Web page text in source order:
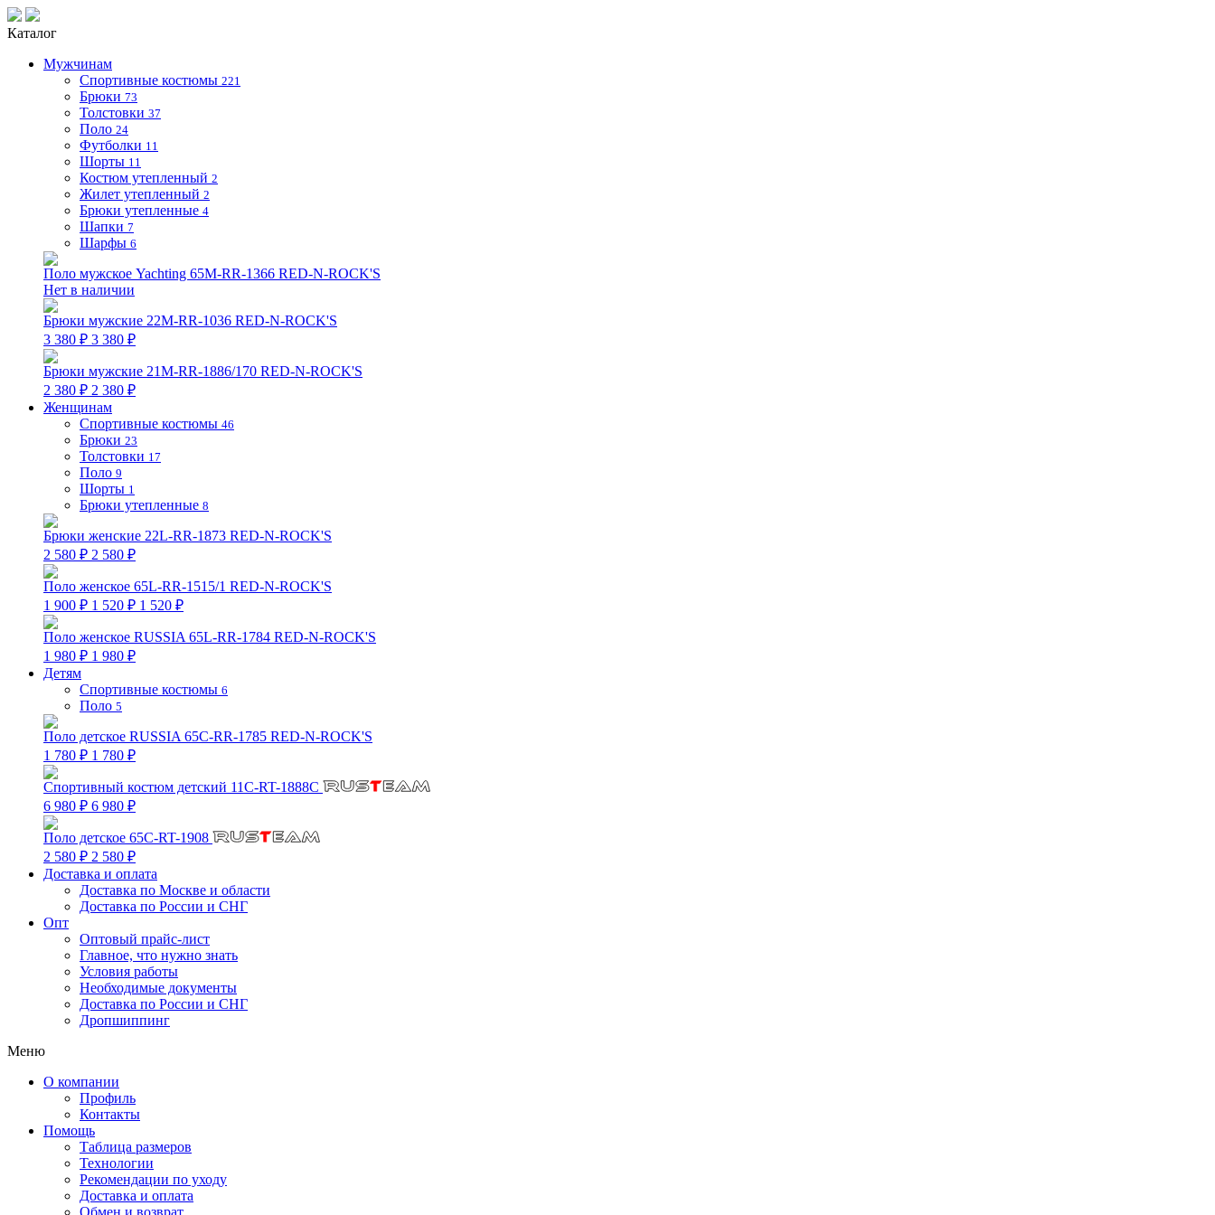
Каталог
Мужчинам
Спортивные костюмы 221
Брюки 73
Толстовки 37
Поло 24
Футболки 11
Шорты 11
Костюм утепленный 2
Жилет утепленный 2
Брюки утепленные 4
Шапки 7
Шарфы 6
Поло мужское Yachting 65M-RR-1366 RED-N-ROCK'S
Нет в наличии
Брюки мужские 22M-RR-1036 RED-N-ROCK'S
3 380 ₽ 3 380 ₽
Брюки мужские 21M-RR-1886/170 RED-N-ROCK'S
2 380 ₽ 2 380 ₽
Женщинам
Спортивные костюмы 46
Брюки 23
Толстовки 17
Поло 9
Шорты 1
Брюки утепленные 8
Брюки женские 22L-RR-1873 RED-N-ROCK'S
2 580 ₽ 2 580 ₽
Поло женское 65L-RR-1515/1 RED-N-ROCK'S
1 900 ₽ 1 520 ₽ 1 520 ₽
Поло женское RUSSIA 65L-RR-1784 RED-N-ROCK'S
1 980 ₽ 1 980 ₽
Детям
Спортивные костюмы 6
Поло 5
Поло детское RUSSIA 65C-RR-1785 RED-N-ROCK'S
1 780 ₽ 1 780 ₽
Спортивный костюм детский 11C-RT-1888C
6 980 ₽ 6 980 ₽
Поло детское 65C-RT-1908
2 580 ₽ 2 580 ₽
Доставка и оплата
Доставка по Москве и области
Доставка по России и СНГ
Опт
Оптовый прайс-лист
Главное, что нужно знать
Условия работы
Необходимые документы
Доставка по России и СНГ
Дропшиппинг
Меню
О компании
Профиль
Контакты
Помощь
Таблица размеров
Технологии
Рекомендации по уходу
Доставка и оплата
Обмен и возврат